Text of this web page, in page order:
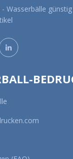
Wasserbälle